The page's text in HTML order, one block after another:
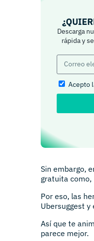
Descarga
rápida y
Acepto
Sin embargo,
gratuita
Por eso, las
Ubersuggest
Así que te
parece mejor.